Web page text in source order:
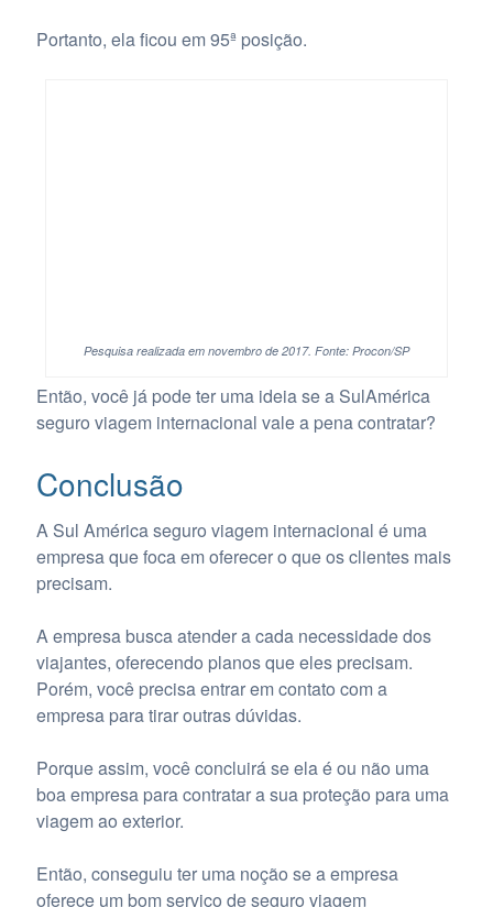
Portanto, ela ficou em 95ª posição.
Pesquisa realizada em novembro de 2017. Fonte: Procon/SP
Então, você já pode ter uma ideia se a SulAmérica
seguro viagem internacional vale a pena contratar?
Conclusão
A Sul América seguro viagem internacional é uma
empresa que foca em oferecer o que os clientes mais
precisam.
A empresa busca atender a cada necessidade dos
viajantes, oferecendo planos que eles precisam.
Porém, você precisa entrar em contato com a
empresa para tirar outras dúvidas.
Porque assim, você concluirá se ela é ou não uma
boa empresa para contratar a sua proteção para uma
viagem ao exterior.
Então, conseguiu ter uma noção se a empresa
oferece um bom serviço de seguro viagem